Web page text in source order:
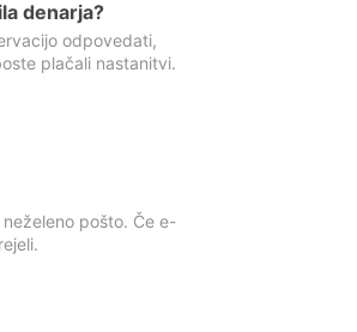
denarja?
odpovedati,
plačali nastanitvi.
pošto. Če e-